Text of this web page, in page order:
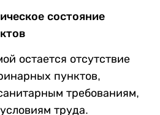
состояние
остается отсутствие
пунктов,
требованиям,
труда.